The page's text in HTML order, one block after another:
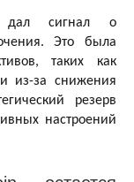
дал сигнал о
Это была
таких как
из-за снижения
резерв
настроений